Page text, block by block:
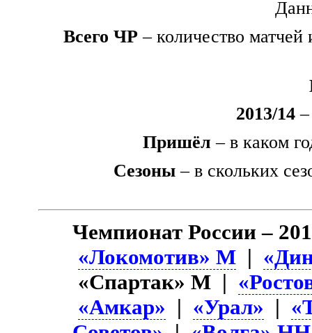
Всего ЧР – количество
2013/14 –
Пришёл – в каком
Сезоны – в скольких
Чемпионат России –
«Локомотив» М |
«Спартак» М |
«Амкар» | «Урал» |